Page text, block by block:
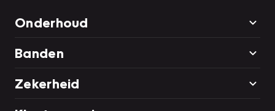
Onderhoud
Banden
Zekerheid